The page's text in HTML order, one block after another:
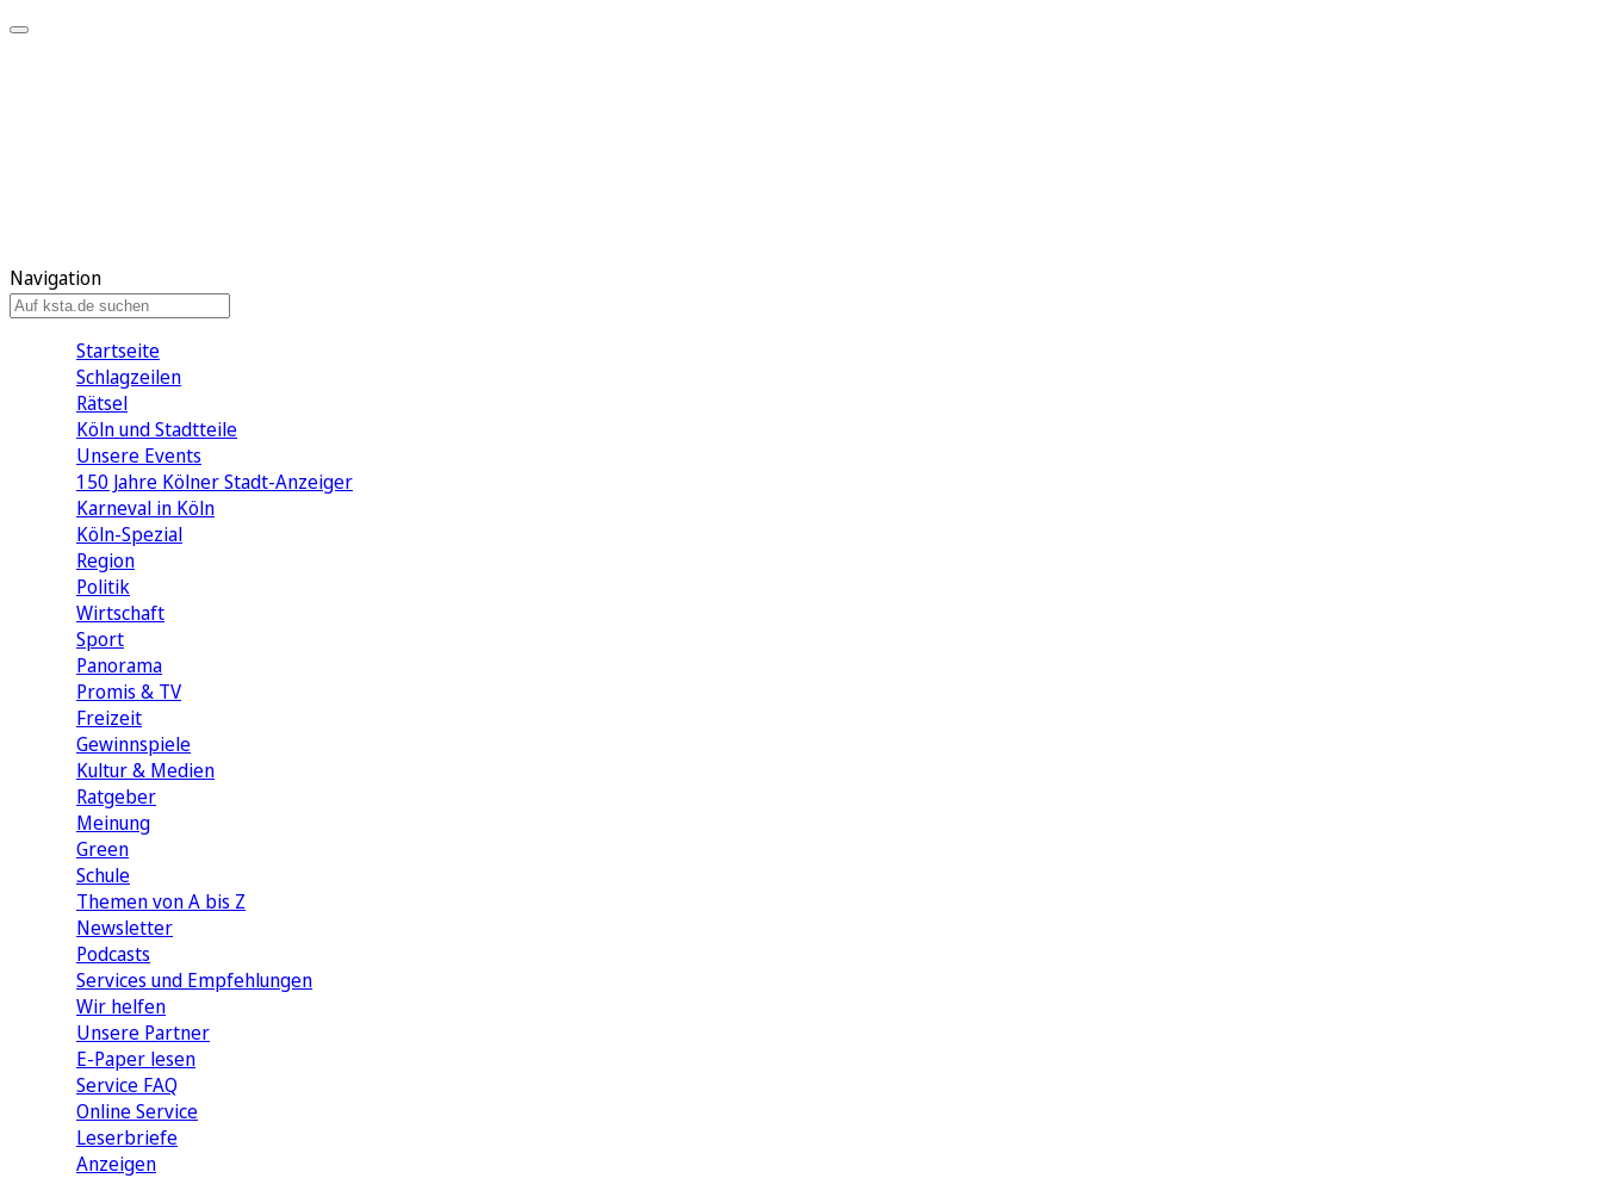
Navigation
Startseite
Schlagzeilen
Rätsel
Köln und Stadtteile
Unsere Events
150 Jahre Kölner Stadt-Anzeiger
Karneval in Köln
Köln-Spezial
Region
Politik
Wirtschaft
Sport
Panorama
Promis & TV
Freizeit
Gewinnspiele
Kultur & Medien
Ratgeber
Meinung
Green
Schule
Themen von A bis Z
Newsletter
Podcasts
Services und Empfehlungen
Wir helfen
Unsere Partner
E-Paper lesen
Service FAQ
Online Service
Leserbriefe
Anzeigen